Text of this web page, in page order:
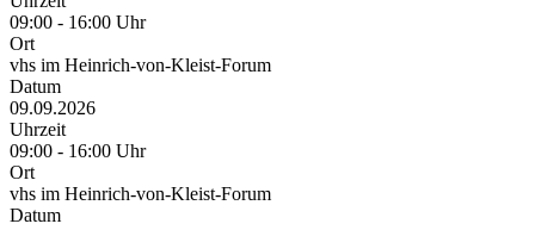
09:00 - 16:00 Uhr
Ort
vhs im Heinrich-von-Kleist-Forum
Datum
09.09.2026
Uhrzeit
09:00 - 16:00 Uhr
Ort
vhs im Heinrich-von-Kleist-Forum
Datum